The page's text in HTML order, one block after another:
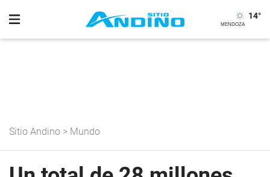
14°
Sitio Andino > Mundo